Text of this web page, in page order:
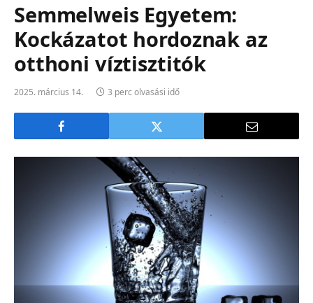
Semmelweis Egyetem:
Kockázatot hordoznak az
otthoni víztisztitók
2025. március 14. 3 perc olvasási idő